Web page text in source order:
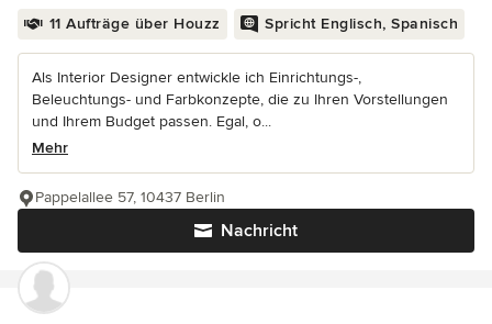
11 Aufträge über Houzz Spricht Englisch, Spanisch
Als Interior Designer entwickle ich Einrichtungs-,
Beleuchtungs- und Farbkonzepte, die zu Ihren Vorstellungen
und Ihrem Budget passen. Egal, o...
Mehr
Nachricht
Pappelallee 57, 10437 Berlin